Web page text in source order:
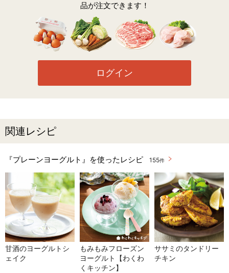
品が注文できます！
ログイン
関連レシピ
『プレーンヨーグルト』を使ったレシピ 155件
甘酒のヨーグルトシ
ェイク
もみもみフローズン
ヨーグルト【わくわ
くキッチン】
ササミのタンドリー
チキン